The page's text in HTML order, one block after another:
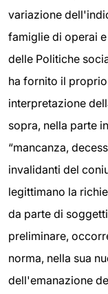
variazione
famiglie di operai
delle Politiche
ha fornito il
interpretazione
sopra, nella parte
“mancanza,
invalidanti del
legittimano la
da parte di
preliminare,
norma, nella sua
dell'emanazione